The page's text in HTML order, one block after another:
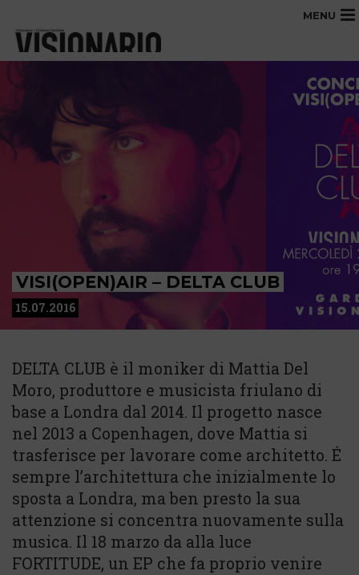
MENU
VISI(OPEN)AIR – DELTA CLUB
15.07.2016
DELTA CLUB è il moniker di Mattia Del
Moro, produttore e musicista friulano di
base a Londra dal 2014. Il progetto nasce
nel 2013 a Copenhagen, dove Mattia si
trasferisce per lavorare come architetto. É
sempre l’architettura che inizialmente lo
sposta a Londra, ma ben presto la sua
attenzione si concentra nuovamente sulla
musica. Il 18 marzo da alla luce
FORTITUDE, un EP che fa proprio venire